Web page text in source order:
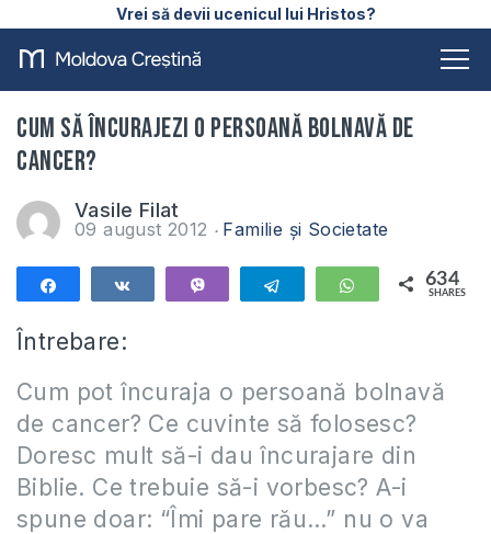
Vrei să devii ucenicul lui Hristos?
Cum să încurajezi o persoană bolnavă de
cancer?
Vasile Filat
09 august 2012 Familie și Societate
Telegram WhatsApp
634
SHARES
Întrebare:
Cum pot încuraja o persoană bolnavă
de cancer? Ce cuvinte să folosesc?
Doresc mult să-i dau încurajare din
Biblie. Ce trebuie să-i vorbesc? A-i
spune doar: “Îmi pare rău…” nu o va